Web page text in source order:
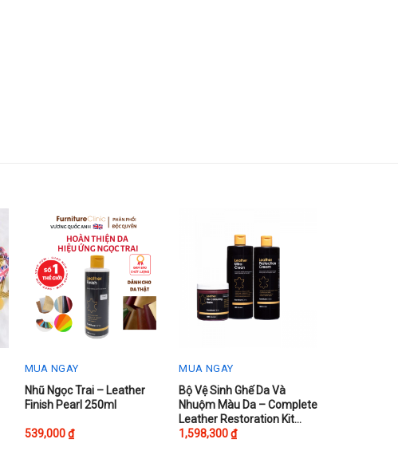
MUA NGAY
This
product
has
Nhũ Ngọc Trai – Leather
Finish Pearl 250ml
539,000₫
MUA NGAY
This
product
has
Bộ Vệ Sinh Ghế Da Và
Nhuộm Màu Da – Complete
Leather Restoration Kit
500ml
1,598,300₫